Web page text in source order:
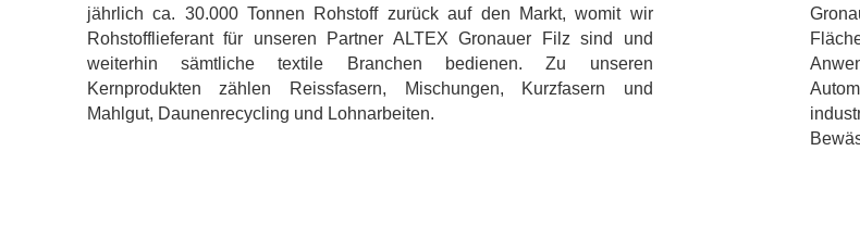
jährlich ca. 30.000 Tonnen Rohstoff zurück auf den Markt, womit wir
Rohstofflieferant für unseren Partner ALTEX Gronauer Filz sind und
weiterhin sämtliche textile Branchen bedienen. Zu unseren
Kernprodukten zählen Reissfasern, Mischungen, Kurzfasern und
Mahlgut, Daunenrecycling und Lohnarbeiten.